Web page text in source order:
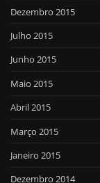
Dezembro 2015
Julho 2015
Junho 2015
Maio 2015
Abril 2015
Março 2015
Janeiro 2015
Dezembro 2014